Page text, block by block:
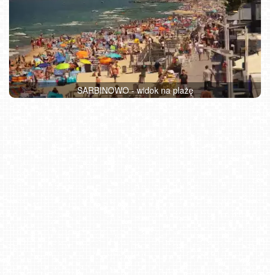
SARBINOWO - widok na plażę